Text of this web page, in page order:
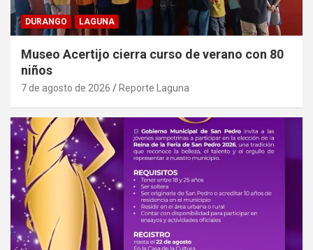
DURANGO LAGUNA
Museo Acertijo cierra curso de verano con 80
niños
7 de agosto de 2026 Reporte Laguna